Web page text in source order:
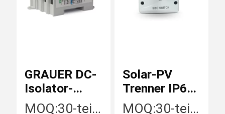
GRAUER DC-
Isolator-
Schalter TUV-
MOQ:30-teilig/Stücke
Solar-PV
Trenner IP66
SISO-40
MOQ:30-teilig/Stücke